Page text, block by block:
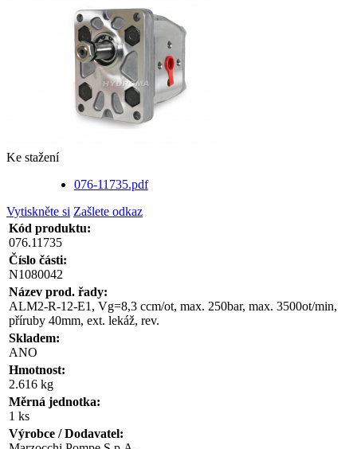
Ke stažení
076-11735.pdf
Vytiskněte si Zašlete odkaz
Kód produktu:
076.11735
Číslo části:
N1080042
Název prod. řady:
ALM2-R-12-E1, Vg=8,3 ccm/ot, max. 250bar, max. 3500ot/min,
příruby 40mm, ext. lekáž, rev.
Skladem:
ANO
Hmotnost:
2.616 kg
Měrná jednotka:
1 ks
Výrobce / Dodavatel: